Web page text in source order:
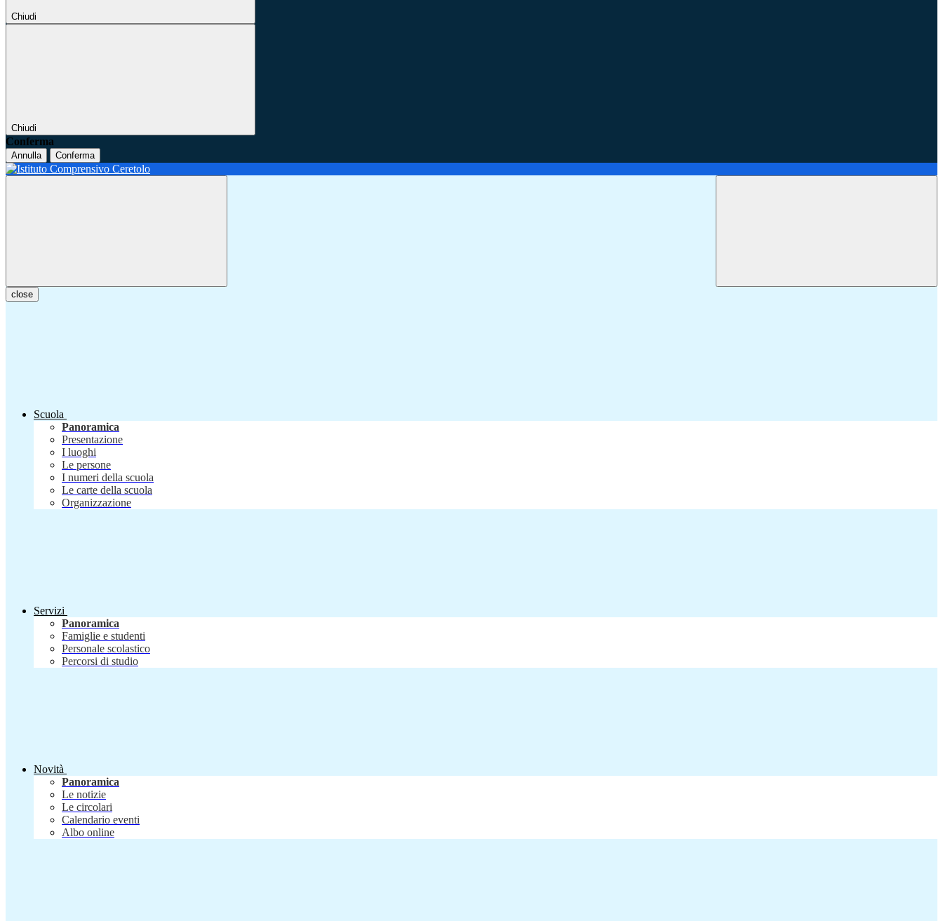
Chiudi
Chiudi
Conferma
Annulla Conferma
close
Scuola
Panoramica
Presentazione
I luoghi
Le persone
I numeri della scuola
Le carte della scuola
Organizzazione
Servizi
Panoramica
Famiglie e studenti
Personale scolastico
Percorsi di studio
Novità
Panoramica
Le notizie
Le circolari
Calendario eventi
Albo online